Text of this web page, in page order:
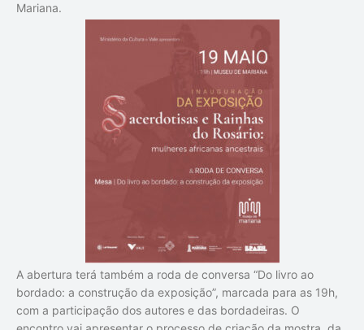
Mariana.
A abertura terá também a roda de conversa “Do livro ao
bordado: a construção da exposição”, marcada para as 19h,
com a participação dos autores e das bordadeiras. O